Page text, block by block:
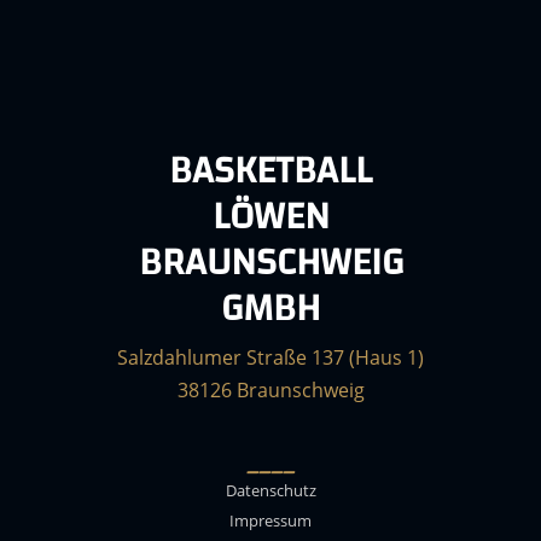
BASKETBALL
LÖWEN
BRAUNSCHWEIG
GMBH
Salzdahlumer Straße 137 (Haus 1)
38126 Braunschweig
____
Datenschutz
Impressum